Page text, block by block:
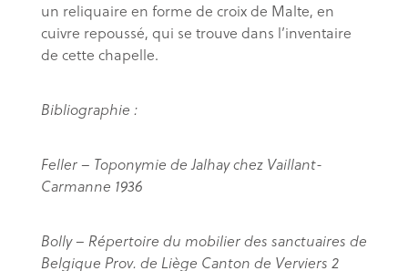
un reliquaire en forme de croix de Malte, en
cuivre repoussé, qui se trouve dans l’inventaire
de cette chapelle.
Bibliographie :
Feller – Toponymie de Jalhay chez Vaillant-
Carmanne 1936
Bolly – Répertoire du mobilier des sanctuaires de
Belgique Prov. de Liège Canton de Verviers 2